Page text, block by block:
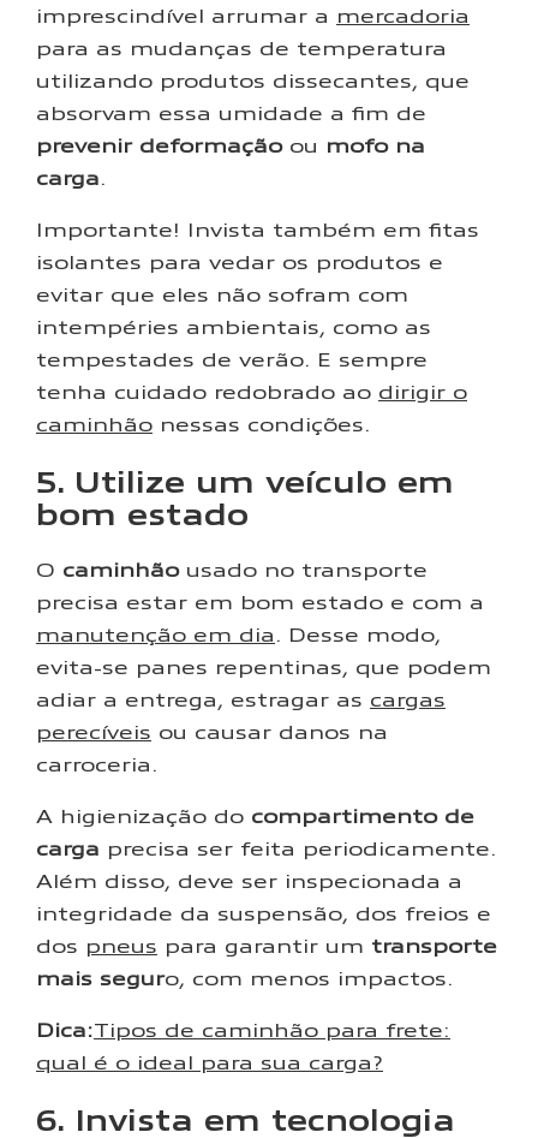
imprescindível arrumar a mercadoria
para as mudanças de temperatura
utilizando produtos dissecantes, que
absorvam essa umidade a fim de
prevenir deformaçãoou mofo na
carga
Importante! Invista também em fitas
isolantes para vedar os produtos e
evitar que eles não sofram com
intempéries ambientais, como as
tempestades de verão. E sempre
tenha cuidado redobrado ao dirigir o
caminhão nessas condições.
5. Utilize um veículo em
bom estado
O caminhãousado no transporte
precisa estar em bom estado e com a
manutenção em dia . Desse modo,
evita-se panes repentinas, que podem
adiar a entrega, estragar as cargas
perecíveis ou causar danos na
carroceria.
A higienização do compartimento de
carga precisa ser feita periodicamente.
Além disso, deve ser inspecionada a
integridade da suspensão, dos freios e
dos pneus para garantir um transporte
mais seguro, com menos impactos.
Dica:Tipos de caminhão para frete:
qual é o ideal para sua carga?
6. Invista em tecnologia